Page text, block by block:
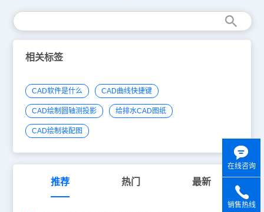
相关标签
CAD软件是什么 CAD曲线快捷键
CAD绘制圆轴测投影 给排水CAD图纸
CAD绘制装配图
推荐 热门 最新
在线咨询
销售热线